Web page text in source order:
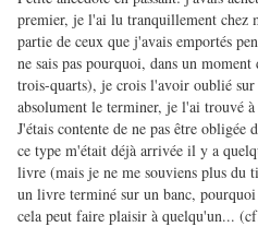
premier, je l'ai lu tranquillement chez
partie de ceux que j'avais emportés
ne sais pas pourquoi, dans un
trois-quarts), je crois l'avoir oublié
absolument le terminer, je l'ai trouvé
J'étais contente de ne pas être obligée
ce type m'était déjà arrivée il y a
livre (mais je ne me souviens plus du
un livre terminé sur un banc, pourquoi
cela peut faire plaisir à quelqu'un...